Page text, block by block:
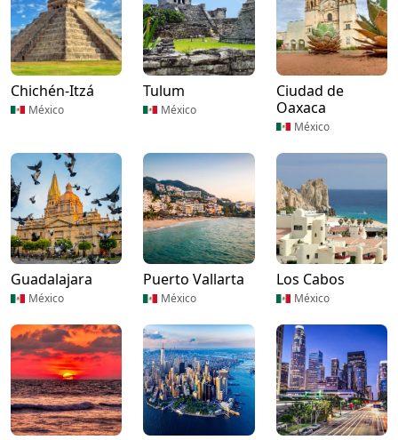
Chichén-Itzá
México
Tulum
México
Ciudad de
Oaxaca
México
Guadalajara
México
Puerto Vallarta
México
Los Cabos
México